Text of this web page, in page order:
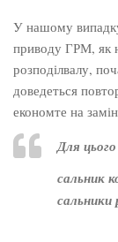
У нашому
приводу ГРМ, як
розподілвалу,
доведеться
економте на
Для
сальник
сальники